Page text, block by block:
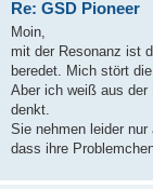
Re: GSD Pioneer
Moin,
mit der Resonanz ist
beredet. Mich stört
Aber ich weiß aus
denkt.
Sie nehmen leider
dass ihre